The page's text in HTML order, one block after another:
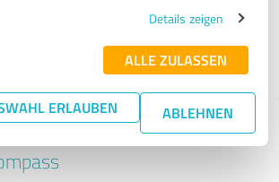
Details zeigen
ALLE ZULASSEN
ERLAUBEN ABLEHNEN
Experten finden - mit